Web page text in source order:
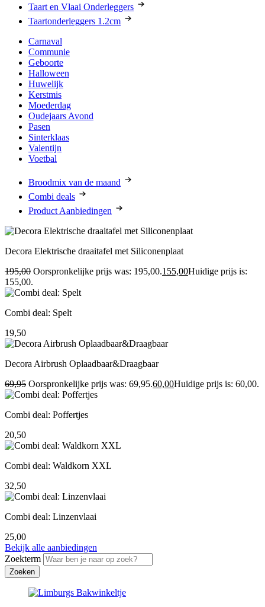
Taart en Vlaai Onderleggers
Taartonderleggers 1.2cm
Carnaval
Communie
Geboorte
Halloween
Huwelijk
Kerstmis
Moederdag
Oudejaars Avond
Pasen
Sinterklaas
Valentijn
Voetbal
Broodmix van de maand
Combi deals
Product Aanbiedingen
Decora Elektrische draaitafel met Siliconenplaat
195,00 Oorspronkelijke prijs was: 195,00.155,00Huidige prijs is:
155,00.
Combi deal: Spelt
19,50
Decora Airbrush Oplaadbaar&Draagbaar
69,95 Oorspronkelijke prijs was: 69,95.60,00Huidige prijs is: 60,00.
Combi deal: Poffertjes
20,50
Combi deal: Waldkorn XXL
32,50
Combi deal: Linzenvlaai
25,00
Bekijk alle aanbiedingen
Zoekterm